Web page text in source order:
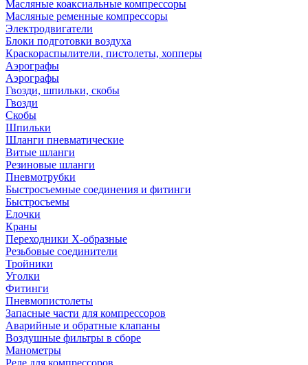
Масляные коаксиальные компрессоры
Масляные ременные компрессоры
Электродвигатели
Блоки подготовки воздуха
Краскораспылители, пистолеты, хопперы
Аэрографы
Аэрографы
Гвозди, шпильки, скобы
Гвозди
Скобы
Шпильки
Шланги пневматические
Витые шланги
Резиновые шланги
Пневмотрубки
Быстросъемные соединения и фитинги
Быстросъемы
Елочки
Краны
Переходники Х-образные
Резьбовые соединители
Тройники
Уголки
Фитинги
Пневмопистолеты
Запасные части для компрессоров
Аварийные и обратные клапаны
Воздушные фильтры в сборе
Манометры
Реле для компрессоров